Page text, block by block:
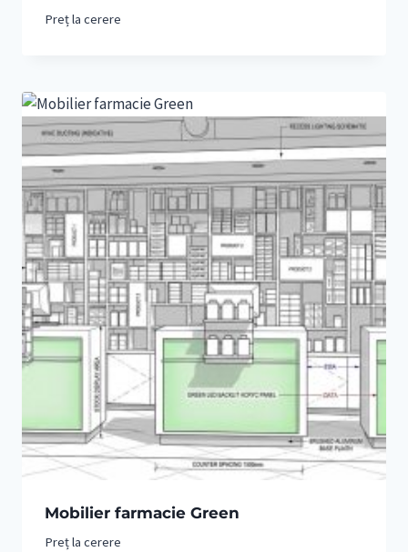
Preț la cerere
Mobilier farmacie Green
Preț la cerere